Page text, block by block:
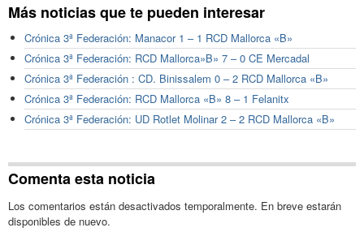
Más noticias que te pueden interesar
Crónica 3ª Federación: Manacor 1 – 1 RCD Mallorca «B»
Crónica 3ª Federación: RCD Mallorca»B» 7 – 0 CE Mercadal
Crónica 3ª Federación : CD. Binissalem 0 – 2 RCD Mallorca «B»
Crónica 3ª Federación: RCD Mallorca «B» 8 – 1 Felanitx
Crónica 3ª Federación: UD Rotlet Molinar 2 – 2 RCD Mallorca «B»
Comenta esta noticia
Los comentarios están desactivados temporalmente. En breve estarán
disponibles de nuevo.